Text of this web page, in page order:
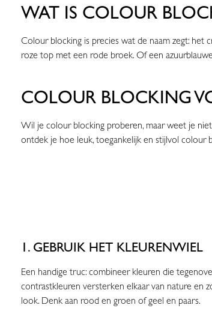
WAT IS COLOUR
Colour blocking is precies wat de naam zegt:
roze top met een rode broek. Of een
COLOUR BLOCKING
Wil je colour blocking proberen, maar weet je
ontdek je hoe leuk, toegankelijk en stijlvol colour
1. GEBRUIK HET KLEURENWIEL
Een handige truc: combineer kleuren die
contrastkleuren versterken elkaar van nature en
look. Denk aan rood en groen of geel en paars.